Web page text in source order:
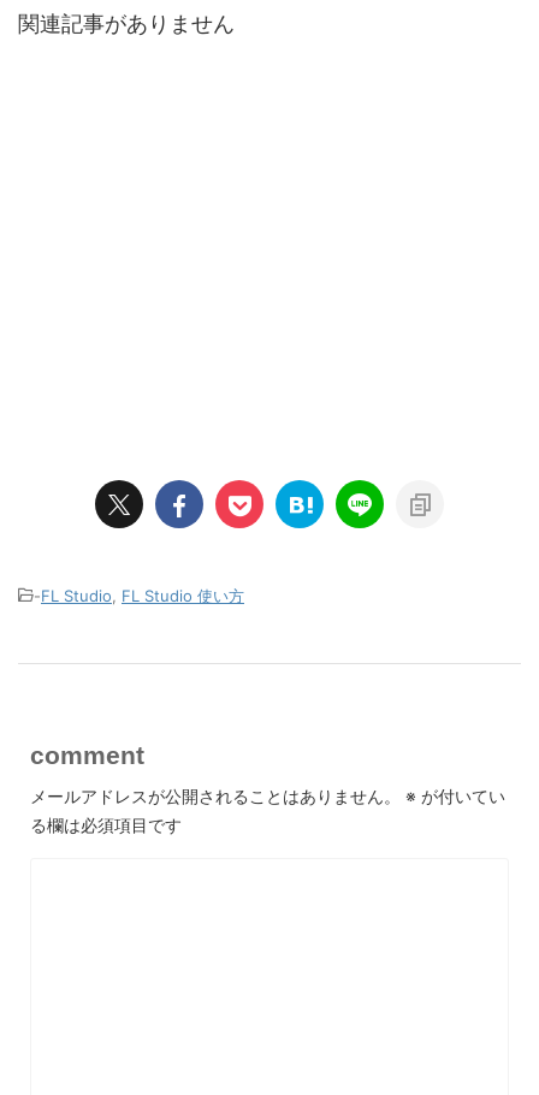
関連記事がありません
-FL Studio FL Studio 使い方
comment
メールアドレスが公開されることはありません。 ※ が付いてい
る欄は必須項目です